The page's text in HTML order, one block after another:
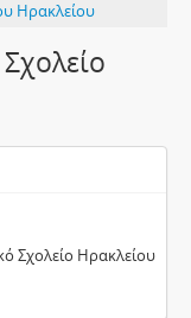
Ηρακλείου
Σχολείο Ηρακλείου